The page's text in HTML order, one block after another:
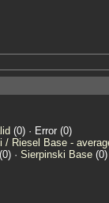
(0) · Error (0)
/ Riesel Base -
· Sierpinski Base(0)